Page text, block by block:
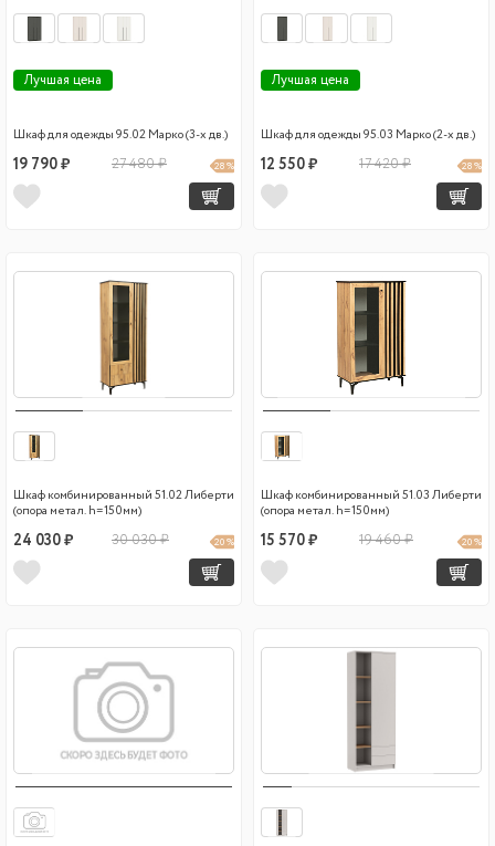
Лучшая цена
Шкаф для одежды 95.02 Марко (3-х дв.)
19 790 ₽ 27 480 ₽ 28 %
Лучшая цена
Шкаф для одежды 95.03 Марко (2-х дв.)
12 550 ₽ 17 420 ₽ 28 %
Шкаф комбинированный 51.02 Либерти
(опора метал. h=150мм)
24 030 ₽ 30 030 ₽ 20 %
Шкаф комбинированный 51.03 Либерти
(опора метал. h=150мм)
15 570 ₽ 19 460 ₽ 20 %